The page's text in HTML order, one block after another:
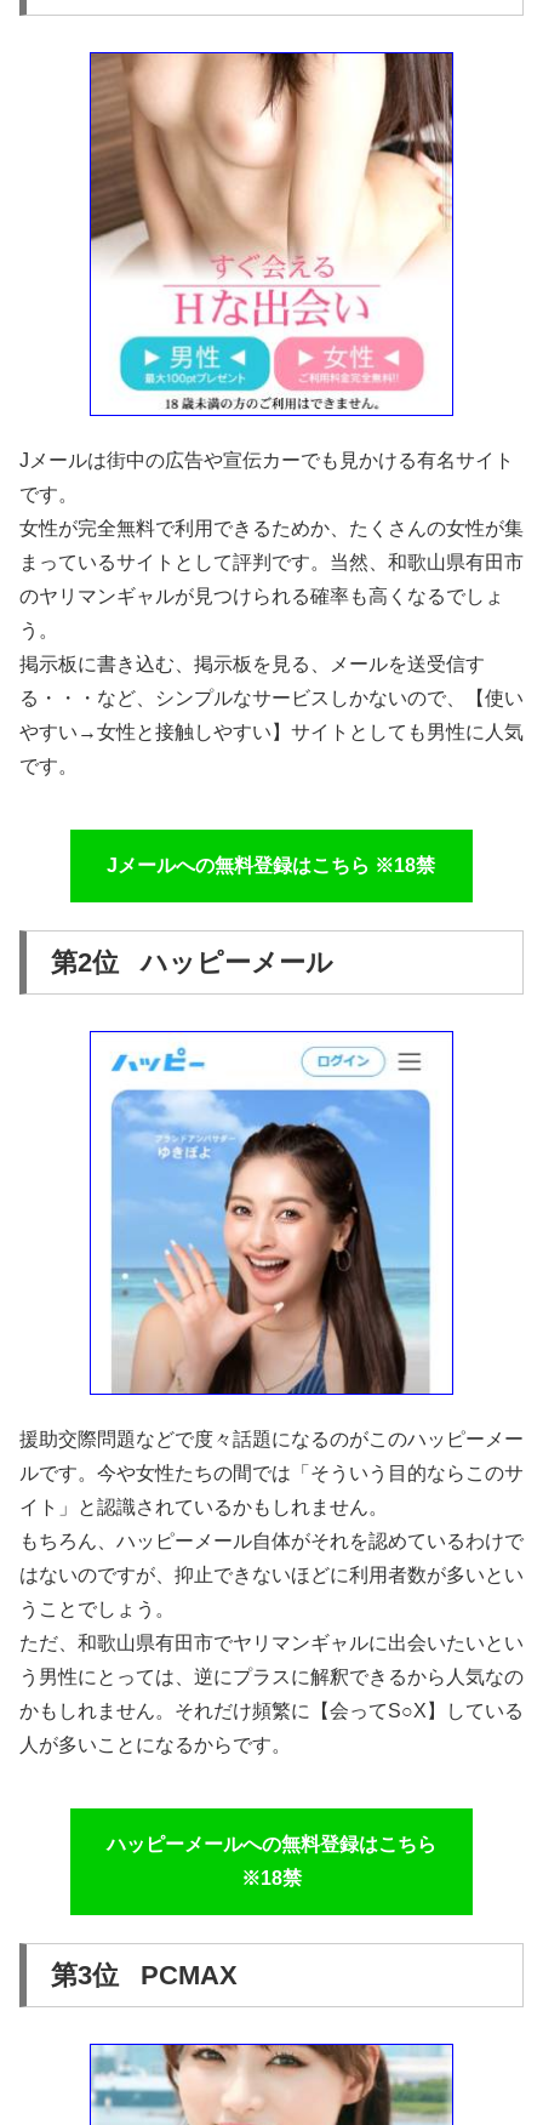
Jメールは街中の広告や宣伝カーでも見かける有名サイト
です。
女性が完全無料で利用できるためか、たくさんの女性が集
まっているサイトとして評判です。当然、和歌山県有田市
のヤリマンギャルが見つけられる確率も高くなるでしょ
う。
掲示板に書き込む、掲示板を見る、メールを送受信す
る・・・など、シンプルなサービスしかないので、【使い
やすい→女性と接触しやすい】サイトとしても男性に人気
です。
Jメールへの無料登録はこちら ※18禁
第2位 ハッピーメール
援助交際問題などで度々話題になるのがこのハッピーメー
ルです。今や女性たちの間では「そういう目的ならこのサ
イト」と認識されているかもしれません。
もちろん、ハッピーメール自体がそれを認めているわけで
はないのですが、抑止できないほどに利用者数が多いとい
うことでしょう。
ただ、和歌山県有田市でヤリマンギャルに出会いたいとい
う男性にとっては、逆にプラスに解釈できるから人気なの
かもしれません。それだけ頻繁に【会ってS○X】している
人が多いことになるからです。
ハッピーメールへの無料登録はこちら
※18禁
第3位 PCMAX